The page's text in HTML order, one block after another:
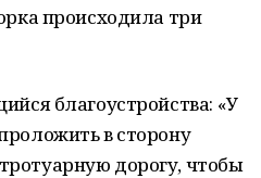
происходила три
благоустройства: «У
в сторону
дорогу, чтобы